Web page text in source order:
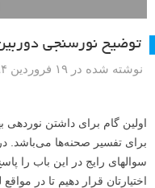
توضیح نورسنجی
نوشته شده در ۱۹ فروردین ۱۳۹۴